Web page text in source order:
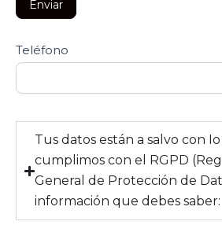
Enviar
Teléfono
Tus datos están a salvo con
cumplimos con el RGPD
General de Protección de
información que debes saber: